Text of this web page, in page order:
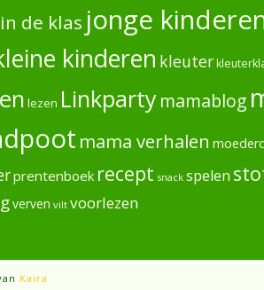
in de klas jonge
kinderen kleuter
lezen Linkpartymamablog
mama verhalen
prentenboek recept snack spelen
verven vilt voorlezen
Kaira